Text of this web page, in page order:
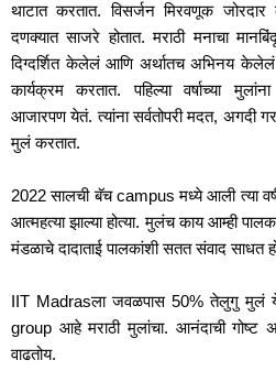
थाटात करतात. विसर्जन मिरवणूक
दणक्यात साजरे होतात. मराठी मनाचा
दिग्दर्शित केलेलं आणि अर्थातच अभिनय केलेलं
कार्यक्रम करतात. पहिल्या वर्षाच्या
आजारपण येतं. त्यांना सर्वतोपरी मदत, अगदी
मुलं करतात.
2022 सालची बॅच campus मध्ये आली त्या
आत्महत्या झाल्या होत्या. मुलंच काय आम्ही
मंडळाचे दादाताई पालकांशी सतत संवाद साधत
IIT Madrasला जवळपास 50% तेलुगु मुलं
group आहे मराठी मुलांचा. आनंदाची गोष्ट
वाढतोय.